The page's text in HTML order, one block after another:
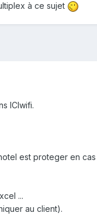
à ce sujet
ICIwifi.
est proteger en
...
au client).